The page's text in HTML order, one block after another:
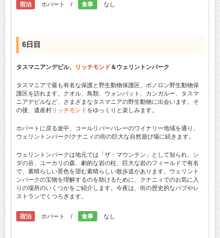
宿泊 ホバート / 食事 なし
6日目
タスマニアンデビル、 リッチモンド ＆ウェリントンパーク
タスマニアで最も有名な保護と野生動物保護区、ボノロン野生動物保
護区を訪れます。クオル、鳥類、ウォンバット、カンガルー、タスマ
ニアデビルなど、さまざまなタスマニアの野生動物に出会います。そ
の後、遺産村リッチモンドをゆっくりと楽しみます。
ホバートに戻る途中、コールリバーバレーのワイナリー地域を通り、
ウェリントンパーク/クナニィの街の巨大な自然遊び場に続きます。
ウェリントンパークは地元では「ザ・マウンテン」として知られ、シ
ダの谷、ユーカリの森、劇的な岩の柱、巨大な岩のフィールドで有名
で、素晴らしい景色を望む素晴らしい散歩道があります。ウェリント
ンパークの宝物を理解するのを助けるために、クナニィでのお気に入
りの場所のいくつかをご紹介します。今夜は、街の歴史的なパブやレ
ストランでくつろぎます。
宿泊 ホバート / 食事 なし